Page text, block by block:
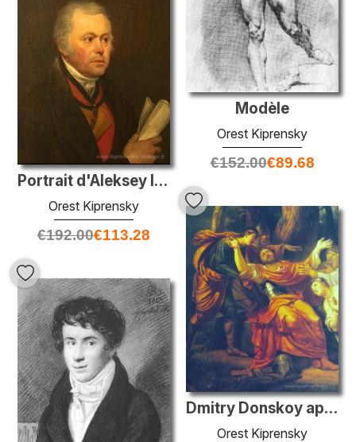
Modèle
Orest Kiprensky
€152.00€89.68
Portrait d'Aleksey Ivanovich Korsakov
Orest Kiprensky
€192.00€113.28
Dmitry Donskoy après la bataille de Kulikovo (détail)
Orest Kiprensky